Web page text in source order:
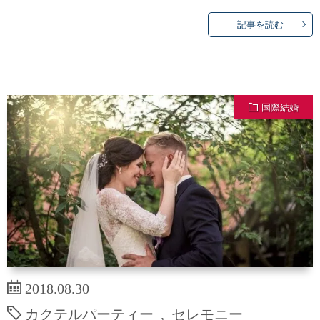
記事を読む
国際結婚
2018.08.30
カクテルパーティー
セレモニー